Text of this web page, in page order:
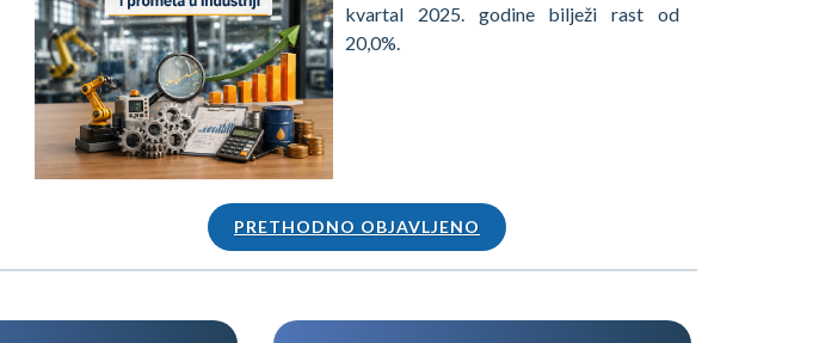
kvartal 2025. godine bilježi rast od
20,0%.
PRETHODNO OBJAVLJENO